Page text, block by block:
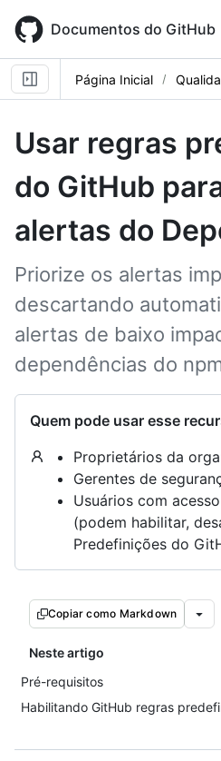
main
content
Documentos do GitHub
Página Inicial
Usar regras
do GitHub
alertas do
Priorize os alertas
descartando
alertas de baixo
dependências do
Quem pode usar esse
Proprietários da
Gerentes de
Usuários com
(podem habilitar,
Predefinições do
Copiar como Markdown
Neste artigo
Pré-requisitos
Habilitando GitHub regras